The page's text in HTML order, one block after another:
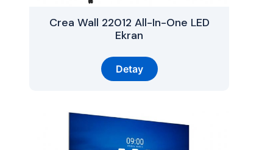
Crea Wall 22012 All-In-One LED
Ekran
Detay